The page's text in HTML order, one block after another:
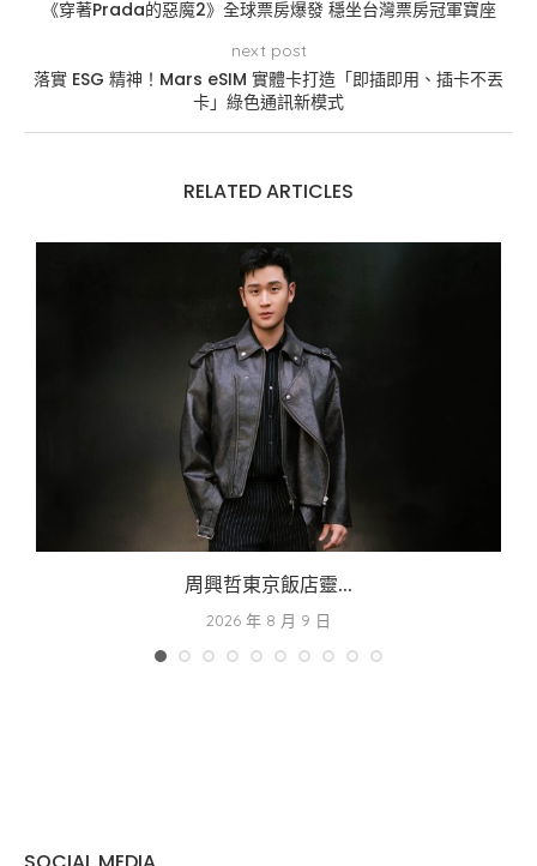
《穿著Prada的惡魔2》全球票房爆發 穩坐台灣票房冠軍寶座
next post
落實 ESG 精神！Mars eSIM 實體卡打造「即插即用、插卡不丟
卡」綠色通訊新模式
RELATED ARTICLES
周興哲東京飯店靈...
2026 年 8 月 9 日